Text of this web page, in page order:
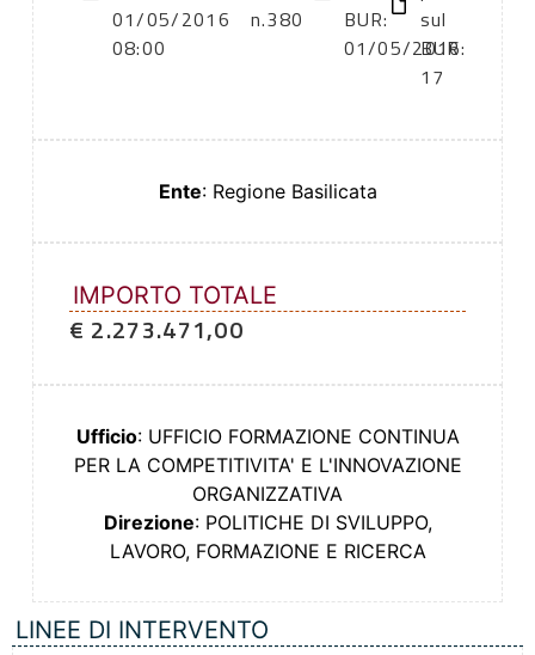
01/05/2016
08:00
n.380
BUR:
01/05/2016
sul
BUR:
17
Ente: Regione Basilicata
IMPORTO TOTALE
€ 2.273.471,00
Ufficio: UFFICIO FORMAZIONE CONTINUA
PER LA COMPETITIVITA' E L'INNOVAZIONE
ORGANIZZATIVA
Direzione: POLITICHE DI SVILUPPO,
LAVORO, FORMAZIONE E RICERCA
LINEE DI INTERVENTO